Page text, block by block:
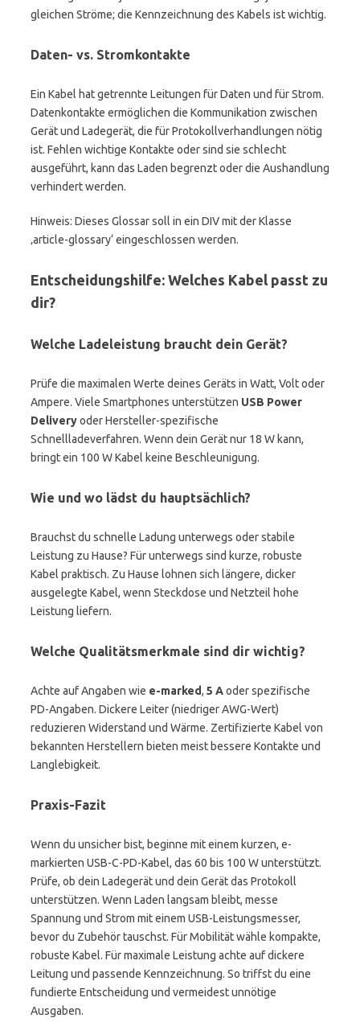
gleichen Ströme; die Kennzeichnung des Kabels ist wichtig.
Daten- vs. Stromkontakte
Ein Kabel hat getrennte Leitungen für Daten und für Strom.
Datenkontakte ermöglichen die Kommunikation zwischen
Gerät und Ladegerät, die für Protokollverhandlungen nötig
ist. Fehlen wichtige Kontakte oder sind sie schlecht
ausgeführt, kann das Laden begrenzt oder die Aushandlung
verhindert werden.
Hinweis: Dieses Glossar soll in ein DIV mit der Klasse
‚article-glossary‘ eingeschlossen werden.
Entscheidungshilfe: Welches Kabel passt zu
dir?
Welche Ladeleistung braucht dein Gerät?
Prüfe die maximalen Werte deines Geräts in Watt, Volt oder
Ampere. Viele Smartphones unterstützen USB Power
Deliveryoder Hersteller-spezifische
Schnellladeverfahren. Wenn dein Gerät nur 18 W kann,
bringt ein 100 W Kabel keine Beschleunigung.
Wie und wo lädst du hauptsächlich?
Brauchst du schnelle Ladung unterwegs oder stabile
Leistung zu Hause? Für unterwegs sind kurze, robuste
Kabel praktisch. Zu Hause lohnen sich längere, dicker
ausgelegte Kabel, wenn Steckdose und Netzteil hohe
Leistung liefern.
Welche Qualitätsmerkmale sind dir wichtig?
Achte auf Angaben wie e-marked, 5 Aoder spezifische
PD-Angaben. Dickere Leiter (niedriger AWG-Wert)
reduzieren Widerstand und Wärme. Zertifizierte Kabel von
bekannten Herstellern bieten meist bessere Kontakte und
Langlebigkeit.
Praxis-Fazit
Wenn du unsicher bist, beginne mit einem kurzen, e-
markierten USB-C-PD-Kabel, das 60 bis 100 W unterstützt.
Prüfe, ob dein Ladegerät und dein Gerät das Protokoll
unterstützen. Wenn Laden langsam bleibt, messe
Spannung und Strom mit einem USB-Leistungsmesser,
bevor du Zubehör tauschst. Für Mobilität wähle kompakte,
robuste Kabel. Für maximale Leistung achte auf dickere
Leitung und passende Kennzeichnung. So triffst du eine
fundierte Entscheidung und vermeidest unnötige
Ausgaben.